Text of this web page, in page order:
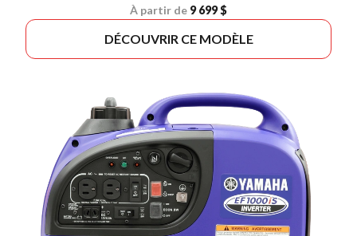
À partir de 9 699 $
DÉCOUVRIR CE MODÈLE